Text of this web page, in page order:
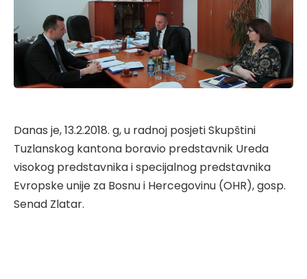
Danas je, 13.2.2018. g, u radnoj posjeti Skupštini
Tuzlanskog kantona boravio predstavnik Ureda
visokog predstavnika i specijalnog predstavnika
Evropske unije za Bosnu i Hercegovinu (OHR), gosp.
Senad Zlatar.